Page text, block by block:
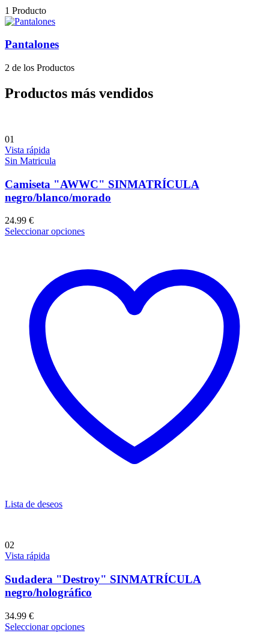
1 Producto
Pantalones
2 de los Productos
Productos más vendidos
01
Vista rápida
Sin Matricula
Camiseta "AWWC" SINMATRÍCULA
negro/blanco/morado
24.99 €
Seleccionar opciones
Lista de deseos
02
Vista rápida
Sudadera "Destroy" SINMATRÍCULA
negro/holográfico
34.99 €
Seleccionar opciones